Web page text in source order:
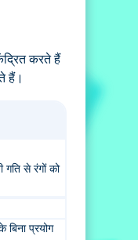
करते हैं
हैं।
गति से रंगों को
बिना प्रयोग